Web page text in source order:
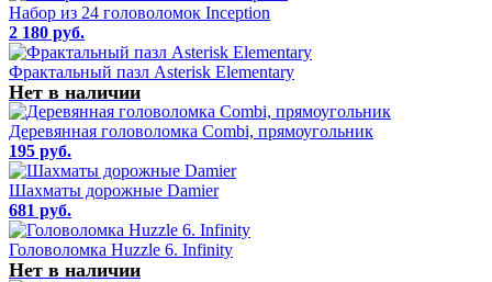
Набор из 24 головоломок Inception
2 180 руб.
Фрактальный пазл Asterisk Elementary
Нет в наличии
Деревянная головоломка Combi, прямоугольник
195 руб.
Шахматы дорожные Damier
681 руб.
Головоломка Huzzle 6. Infinity
Нет в наличии